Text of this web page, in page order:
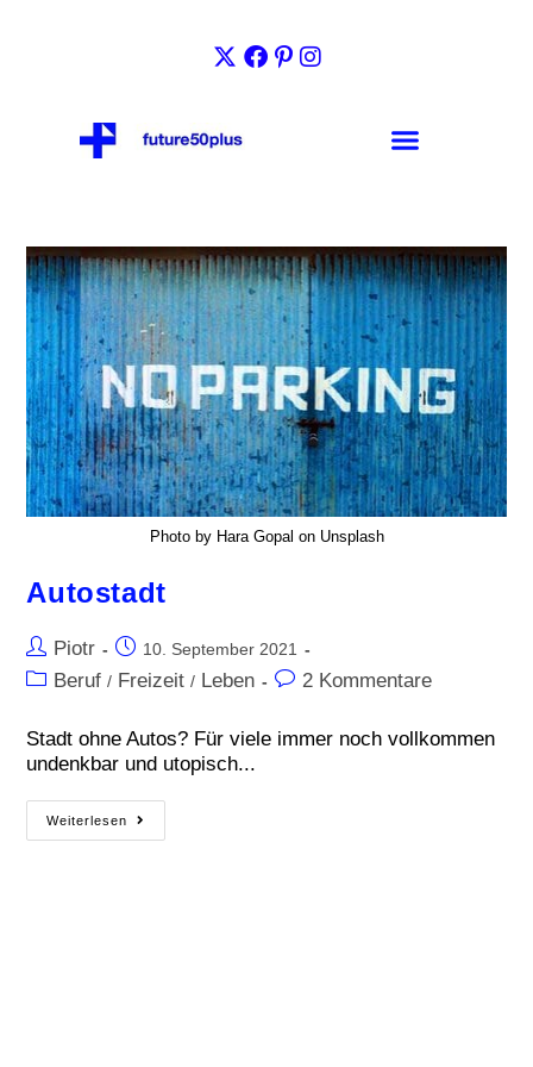
Photo by Hara Gopal on Unsplash
Autostadt
Piotr 10. September 2021
Beruf / Freizeit / Leben 2 Kommentare
Stadt ohne Autos? Für viele immer noch vollkommen
undenkbar und utopisch...
Weiterlesen